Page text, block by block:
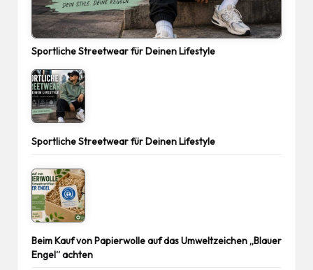
Sportliche Streetwear für Deinen Lifestyle
Sportliche Streetwear für Deinen Lifestyle
Beim Kauf von Papierwolle auf das Umweltzeichen „Blauer
Engel“ achten